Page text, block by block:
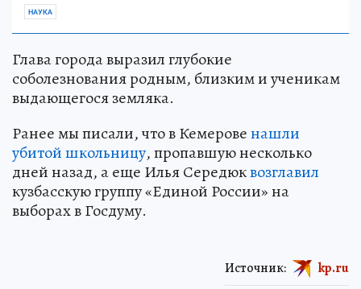
НАУКА
Глава города выразил глубокие
соболезнования родным, близким и ученикам
выдающегося земляка.
Ранее мы писали, что в Кемеровенашли
убитой школьницу, пропавшую несколько
дней назад, а еще Илья Середюквозглавил
кузбасскую группу «Единой России» на
выборах в Госдуму.
Источник: kp.ru